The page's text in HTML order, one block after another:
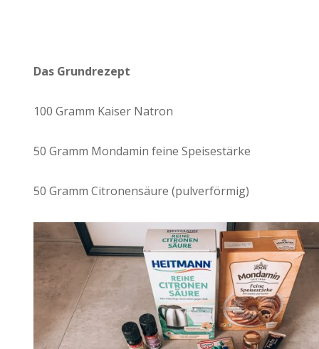
Das Grundrezept
100 Gramm Kaiser Natron
50 Gramm Mondamin feine Speisestärke
50 Gramm Citronensäure (pulverförmig)